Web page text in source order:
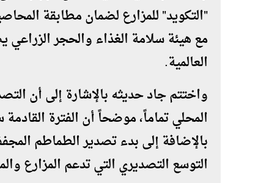
"التكويد" للمزارع لضمان مطابقة
مع هيئة سلامة الغذاء والحجر
العالمية.
واختتم جاد حديثه بالإشارة إلى أن
المحلي تماماً، موضحاً أن الفترة
بالإضافة إلى بدء تصدير الطماطم
التوسع التصديري التي تدعم المزارع